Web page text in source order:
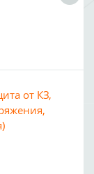
от КЗ,